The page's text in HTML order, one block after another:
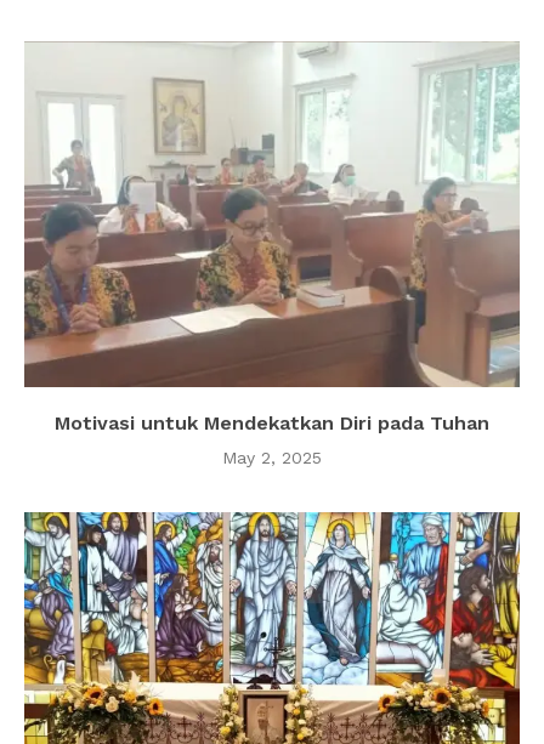
Motivasi untuk Mendekatkan Diri pada Tuhan
May 2, 2025